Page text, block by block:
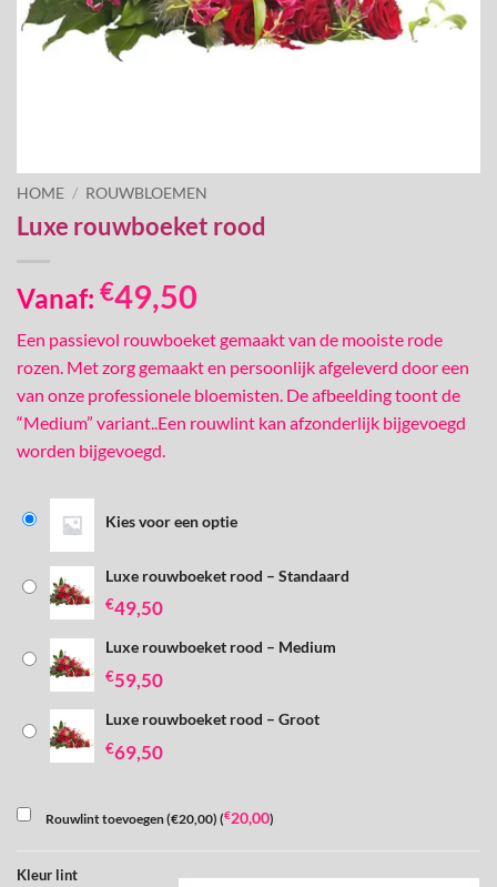
HOME / ROUWBLOEMEN
Luxe rouwboeket rood
Vanaf: €49,50
Een passievol rouwboeket gemaakt van de mooiste rode
rozen. Met zorg gemaakt en persoonlijk afgeleverd door een
van onze professionele bloemisten. De afbeelding toont de
“Medium” variant..Een rouwlint kan afzonderlijk bijgevoegd
worden bijgevoegd.
Kies voor een optie
Luxe rouwboeket rood – Standaard
€49,50
Luxe rouwboeket rood – Medium
€59,50
Luxe rouwboeket rood – Groot
€69,50
Rouwlint toevoegen (€20,00) (€20,00)
Kleur lint